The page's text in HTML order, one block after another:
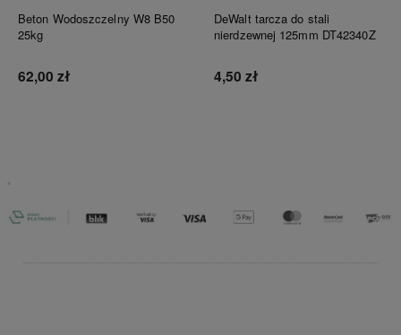
Beton Wodoszczelny W8 B50
25kg
62,00 zł
DeWalt tarcza do stali
nierdzewnej 125mm DT42340Z
4,50 zł